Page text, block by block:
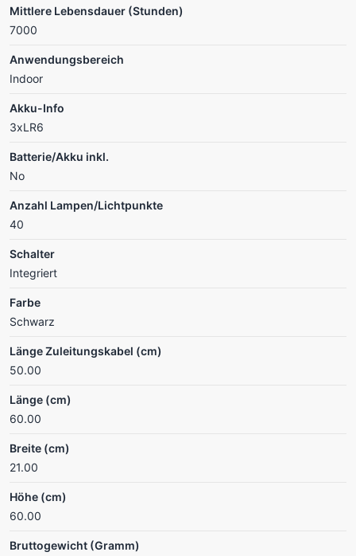
Mittlere Lebensdauer (Stunden)
7000
Anwendungsbereich
Indoor
Akku-Info
3xLR6
Batterie/Akku inkl.
No
Anzahl Lampen/Lichtpunkte
40
Schalter
Integriert
Farbe
Schwarz
Länge Zuleitungskabel (cm)
50.00
Länge (cm)
60.00
Breite (cm)
21.00
Höhe (cm)
60.00
Bruttogewicht (Gramm)